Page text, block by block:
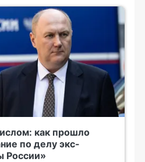
как прошло
по делу экс-
России»